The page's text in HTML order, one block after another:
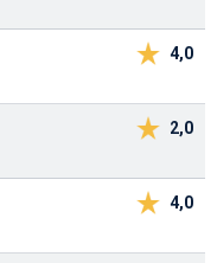
4,0
2,0
4,0